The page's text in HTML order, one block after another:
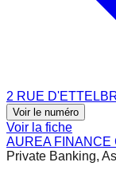
2 RUE
Voir le numéro
Voir la fiche
AUREA FINANCE
Private Banking,